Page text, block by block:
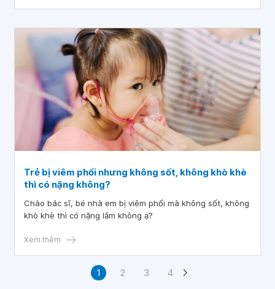
Trẻ bị viêm phổi nhưng không sốt, không khò khè
thì có nặng không?
Chào bác sĩ, bé nhà em bị viêm phổi mà không sốt, không
khò khè thì có nặng lắm không ạ?
Xem thêm
1 2 3 4